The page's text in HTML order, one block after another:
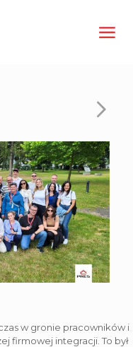
w gronie pracowników i
firmowej integracji. To był